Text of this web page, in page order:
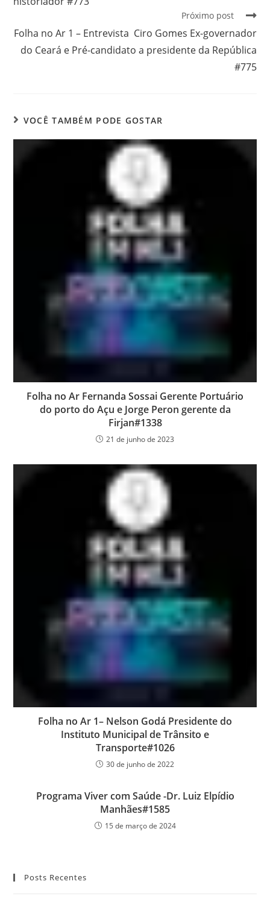
Próximo post
Folha no Ar 1 – Entrevista Ciro Gomes Ex-governador
do Ceará e Pré-candidato a presidente da República
#775
VOCÊ TAMBÉM PODE GOSTAR
Folha no Ar Fernanda Sossai Gerente Portuário
do porto do Açu e Jorge Peron gerente da
Firjan#1338
21 de junho de 2023
Folha no Ar 1– Nelson Godá Presidente do
Instituto Municipal de Trânsito e
Transporte#1026
30 de junho de 2022
Programa Viver com Saúde -Dr. Luiz Elpídio
Manhães#1585
15 de março de 2024
Posts Recentes